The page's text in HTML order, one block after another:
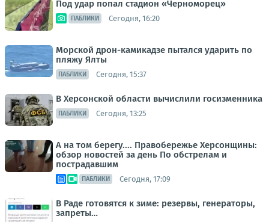
Под удар попал стадион «Черноморец»
ПАБЛИКИ Сегодня, 16:20
Морской дрон-камикадзе пытался ударить по
пляжу Ялты
ПАБЛИКИ Сегодня, 15:37
В Херсонской области вычислили госизменника
ПАБЛИКИ Сегодня, 13:25
А на том берегу.... Правобережье Херсонщины:
обзор новостей за день По обстрелам и
пострадавшим
ПАБЛИКИ Сегодня, 17:09
В Раде готовятся к зиме: резервы, генераторы,
запреты…